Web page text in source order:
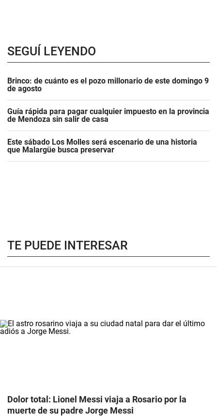
SEGUÍ LEYENDO
Brinco: de cuánto es el pozo millonario de este domingo 9
de agosto
Guía rápida para pagar cualquier impuesto en la provincia
de Mendoza sin salir de casa
Este sábado Los Molles será escenario de una historia
que Malargüe busca preservar
TE PUEDE INTERESAR
Dolor total: Lionel Messi viaja a Rosario por la
muerte de su padre Jorge Messi